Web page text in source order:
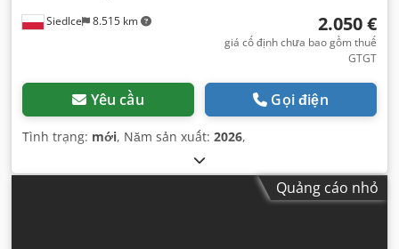
Siedlce 8.515 km 2.050 €
giá cố định chưa bao gồm thuế
GTGT
Yêu cầu Gọi điện
Tình trạng: mới, Năm sản xuất: 2026,
Quảng cáo nhỏ